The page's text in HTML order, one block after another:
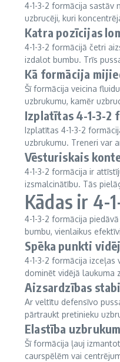
4-1-3-2 formācija sastāv
uzbrucēji, kuri
Katra pozīcijas
4-1-3-2 formācijā četri
izdalot bumbu. Trīs
Kā formācija
Šī formācija veicina
uzbrukumu, kamēr
Izplatītas 4-1-3-2
Izplatītas 4-1-3-2
uzbrukumu. Treneri var
Vēsturiskais
4-1-3-2 formācija ir
izsmalcinātību. Tās
Kādas ir 4-
4-1-3-2 formācija
bumbu, vienlaikus
Spēka punkti
4-1-3-2 formācija
dominēt vidējā laukuma
Aizsardzības
Ar veltītu defensīvo
pārtraukt pretinieku
Elastība
Šī formācija ļauj
caurspēlēm vai